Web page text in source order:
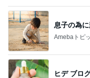
息子の為
Amebaトピ
ヒデ ブロ